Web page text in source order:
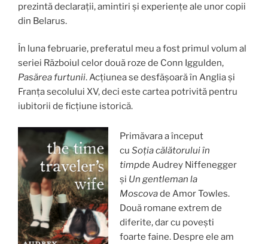
prezintă declarații, amintiri și experiențe ale unor copii
din Belarus.
În luna februarie, preferatul meu a fost primul volum al
seriei Războiul celor două roze de Conn Iggulden,
Pasărea furtunii. Acțiunea se desfășoară în Anglia și
Franța secolului XV, deci este cartea potrivită pentru
iubitorii de ficțiune istorică.
Primăvara a început
cuSoția călătorului în
timpde Audrey Niffenegger
și Un gentleman la
Moscovade Amor Towles.
Două romane extrem de
diferite, dar cu povești
foarte faine. Despre ele am